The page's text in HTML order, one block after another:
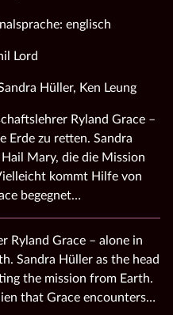
englisch
Lord
Hüller, Ken Leung
Ryland Grace –
Erde zu retten. Sandra
Mary, die die Mission
kommt Hilfe von
begegnet…
Ryland Grace – alone in
Sandra Hüller as the head
the mission from Earth.
that Grace encounters…